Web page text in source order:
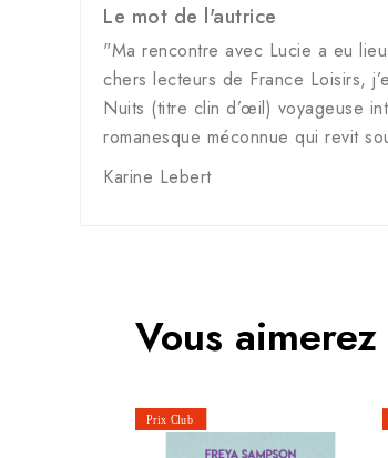
Le mot de l'autrice
"Ma rencontre avec Lucie a eu
chers lecteurs de France Loisirs,
Nuits (titre clin d’œil) voyageuse
romanesque méconnue qui revit
Karine Lebert
Vous aimerez